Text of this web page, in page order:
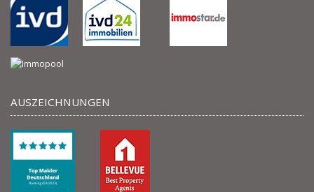
AUSZEICHNUNGEN